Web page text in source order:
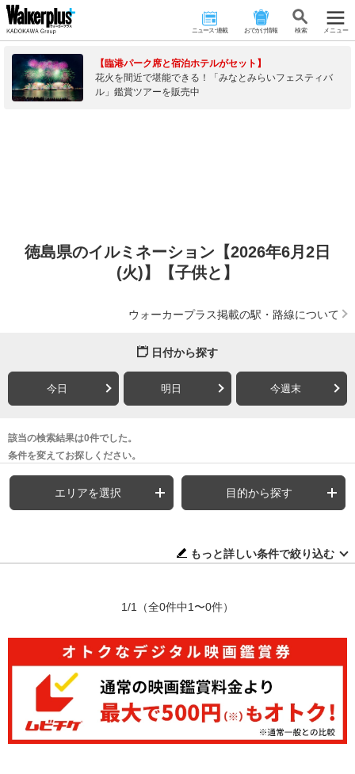
ニュース･連載 おでかけ情報 検 索 メニュー
【臨港パーク席と宿泊ホテルがセット】
花火を間近で堪能できる！「みなとみらいフェスティバ
ル」鑑賞ツアーを販売中
徳島県のイルミネーション【2026年6月2日
(火)】【子供と】
ウォーカープラス掲載の駅・路線について
日付から探す
今日 明日 今週末
該当の検索結果は0件でした。
条件を変えてお探しください。
エリアを選択 目的から探す
もっと詳しい条件で絞り込む
1/1 （全0件中1〜0件）